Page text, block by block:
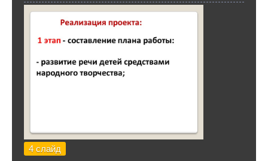
4 слайд